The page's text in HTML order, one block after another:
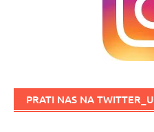
PRATI NAS NA TWITTER_U